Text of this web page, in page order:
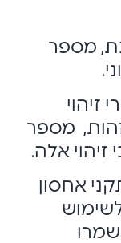
מספר
זיהוי
מספר
זיהוי אלה.
אחסון